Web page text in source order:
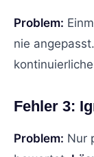
Problem:
nie angepasst.
Fehler 3:
Problem: Nur